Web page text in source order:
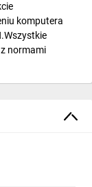
komputera
normami